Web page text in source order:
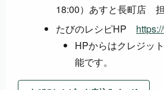
18:00）あすと長町店
たびのレシピHP
HPからはクレジッ
能です。